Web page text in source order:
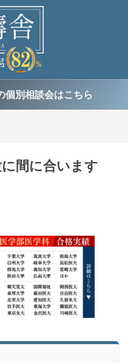
個別相談会はこちら
間に合います